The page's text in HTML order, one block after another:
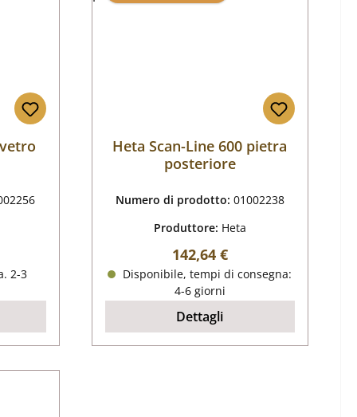
2-3
Heta Scan-Line 600 pietra
posteriore
Numero di prodotto: 01002238
Produttore: Heta
Prezzo normale:
142,64 €
Disponibile, tempi di consegna:
4-6 giorni
Dettagli